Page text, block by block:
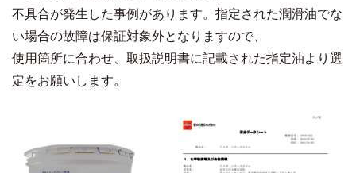
不具合が発生した事例があります。指定された潤滑油でな
い場合の故障は保証対象外となりますので、
使用箇所に合わせ、取扱説明書に記載された指定油より選
定をお願いします。